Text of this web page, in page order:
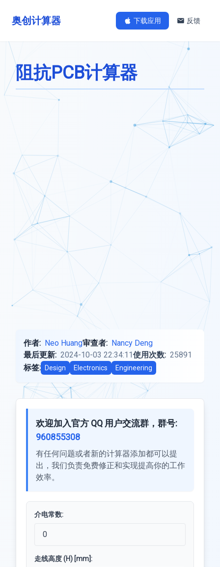
奥创计算器 下载应用 反馈
阻抗PCB计算器
作者: Neo Huang审查者: Nancy Deng
最后更新: 2024-10-03 22:34:11使用次数: 25891
标签:
Design Electronics Engineering
欢迎加入官方 QQ 用户交流群，群号:
960855308
有任何问题或者新的计算器添加都可以提
出，我们负责免费修正和实现提高你的工作
效率。
介电常数:
走线高度 (H) [mm]: